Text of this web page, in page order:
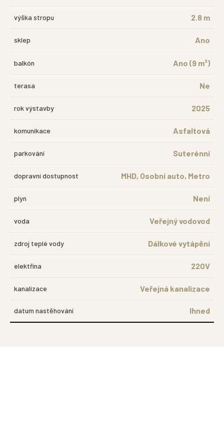
výška stropu 2.8 m
sklep Ano
balkón Ano (9 m²)
terasa Ne
rok výstavby 2025
komunikace Asfaltová
parkování Suterénní
dopravní dostupnost MHD, Osobní auto, Metro
plyn Není
voda Veřejný vodovod
zdroj teplé vody Dálkové vytápění
elektřina 220V
kanalizace Veřejná kanalizace
datum nastěhování Ihned